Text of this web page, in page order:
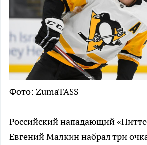
Фото: ZumaTASS
Российский нападающий
Евгений Малкин набрал три